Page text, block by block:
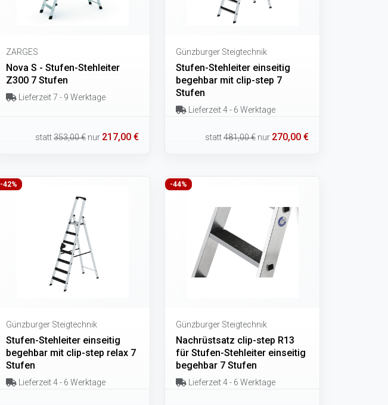
ZARGES
Nova S - Stufen-Stehleiter
Z300 7 Stufen
Lieferzeit 7 - 9 Werktage
statt353,00 € nur 217,00 €
Günzburger Steigtechnik
Stufen-Stehleiter einseitig
begehbar mit clip-step 7
Stufen
Lieferzeit 4 - 6 Werktage
statt481,00 € nur 270,00 €
-42%
Günzburger Steigtechnik
Stufen-Stehleiter einseitig
begehbar mit clip-step relax 7
Stufen
Lieferzeit 4 - 6 Werktage
-44%
Günzburger Steigtechnik
Nachrüstsatz clip-step R13
für Stufen-Stehleiter einseitig
begehbar 7 Stufen
Lieferzeit 4 - 6 Werktage